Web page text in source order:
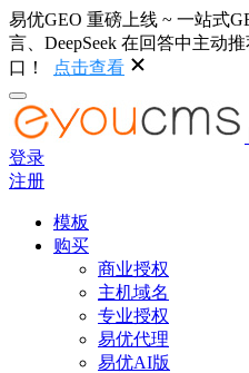
易优GEO 重磅上线 ~ 一站式
言、DeepSeek 在回答中主动
口！
点击查看
登录
注册
模板
购买
商业授权
主机域名
专业授权
易优代理
易优AI版